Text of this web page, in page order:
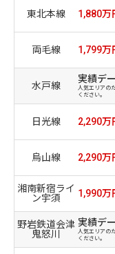
東北本線 1,880万
両毛線 1,799万
水戸線
実績デ
人気エリアの
ください。
日光線 2,290万
烏山線 2,290万
湘南新宿ライ
ン宇須
1,990万
野岩鉄道会津
鬼怒川
実績デ
人気エリアの
ください。